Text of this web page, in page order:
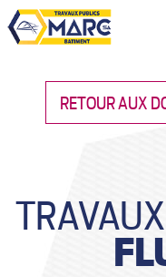
RETOUR AUX